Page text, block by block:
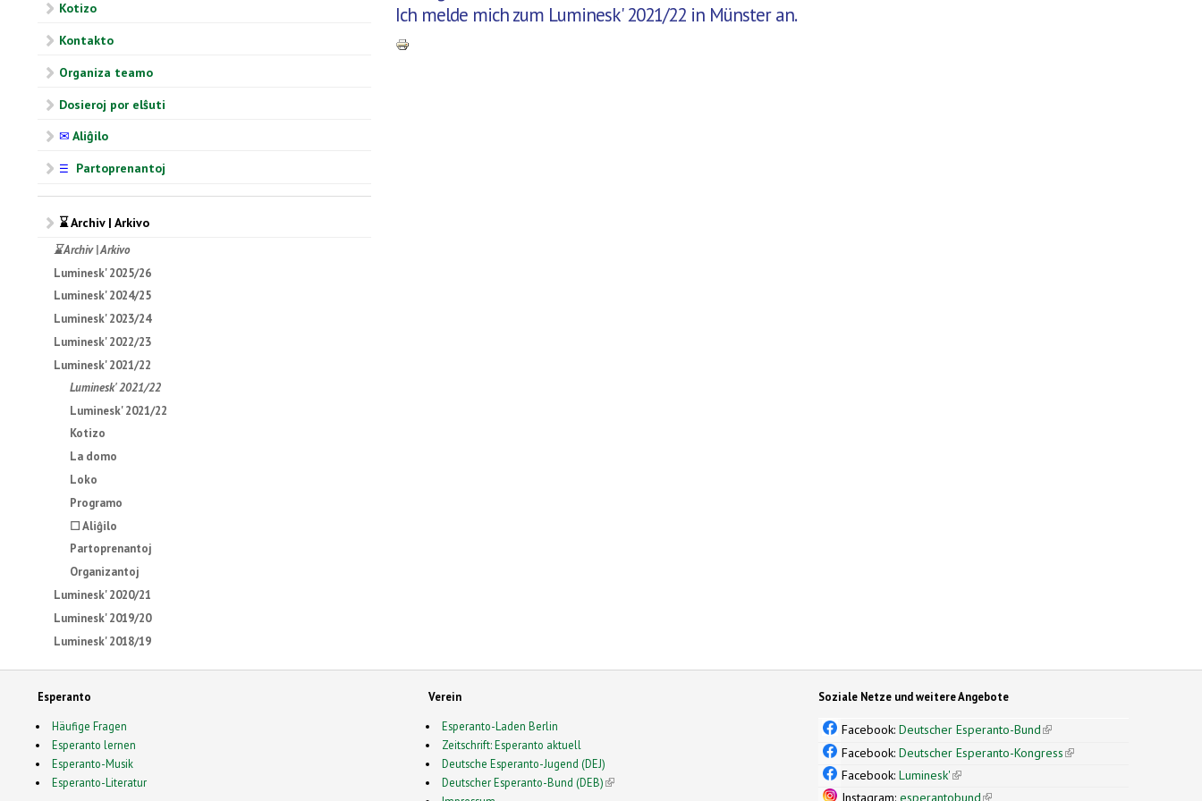
Kotizo
Kontakto
Organiza teamo
Dosieroj por elŝuti
✉ Aliĝilo
☰ Partoprenantoj
⌛ Archiv | Arkivo
⌛ Archiv | Arkivo
Luminesk' 2025/26
Luminesk' 2024/25
Luminesk' 2023/24
Luminesk' 2022/23
Luminesk' 2021/22
Luminesk' 2021/22
Luminesk' 2021/22
Kotizo
La domo
Loko
Programo
☐ Aliĝilo
Partoprenantoj
Organizantoj
Luminesk' 2020/21
Luminesk' 2019/20
Luminesk' 2018/19
Ich melde mich zum Luminesk' 2021/22 in Münster an.
Esperanto
Häufige Fragen
Esperanto lernen
Esperanto-Musik
Esperanto-Literatur
Verein
Esperanto-Laden Berlin
Zeitschrift: Esperanto aktuell
Deutsche Esperanto-Jugend (DEJ)
Deutscher Esperanto-Bund (DEB)(link is external)
Soziale Netze und weitere Angebote
Facebook:Deutscher Esperanto-Bund(link is external)
Facebook:Deutscher Esperanto-Kongress(link is external)
Facebook:Luminesk'(link is external)
Instagram:esperantobund(link is external)